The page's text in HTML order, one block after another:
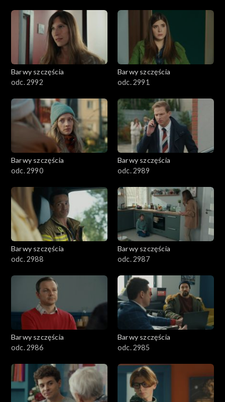
1801–1900
1701–1800
1601–1700
1501–1600
1401–1500
1301–1400
1101–1200
1001–1100
901–1000
801–900
782–800
Barwy szczęścia
odc. 2992
Barwy szczęścia
odc. 2991
Barwy szczęścia
odc. 2990
Barwy szczęścia
odc. 2989
Barwy szczęścia
odc. 2988
Barwy szczęścia
odc. 2987
Barwy szczęścia
odc. 2986
Barwy szczęścia
odc. 2985